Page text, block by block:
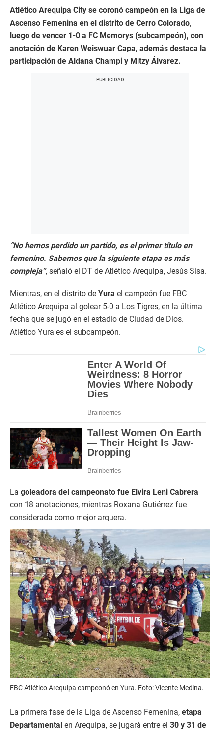
Atlético Arequipa City se coronó campeón en la Liga de
Ascenso Femenina en el distrito de Cerro Colorado,
luego de vencer 1-0 a FC Memorys (subcampeón), con
anotación de Karen Weiswuar Capa, además destaca la
participación de Aldana Champi y Mitzy Álvarez.
“No hemos perdido un partido, es el primer título en
femenino. Sabemos que la siguiente etapa es más
compleja”, señaló el DT de Atlético Arequipa, Jesús Sisa.
Mientras, en el distrito de Yura el campeón fue FBC
Atlético Arequipa al golear 5-0 a Los Tigres, en la última
fecha que se jugó en el estadio de Ciudad de Dios.
Atlético Yura es el subcampeón.
La goleadora del campeonato fue Elvira Leni Cabrera
con 18 anotaciones, mientras Roxana Gutiérrez fue
considerada como mejor arquera.
FBC Atlético Arequipa campeonó en Yura. Foto: Vicente Medina.
La primera fase de la Liga de Ascenso Femenina, etapa
Departamental en Arequipa, se jugará entre el 30 y 31 de